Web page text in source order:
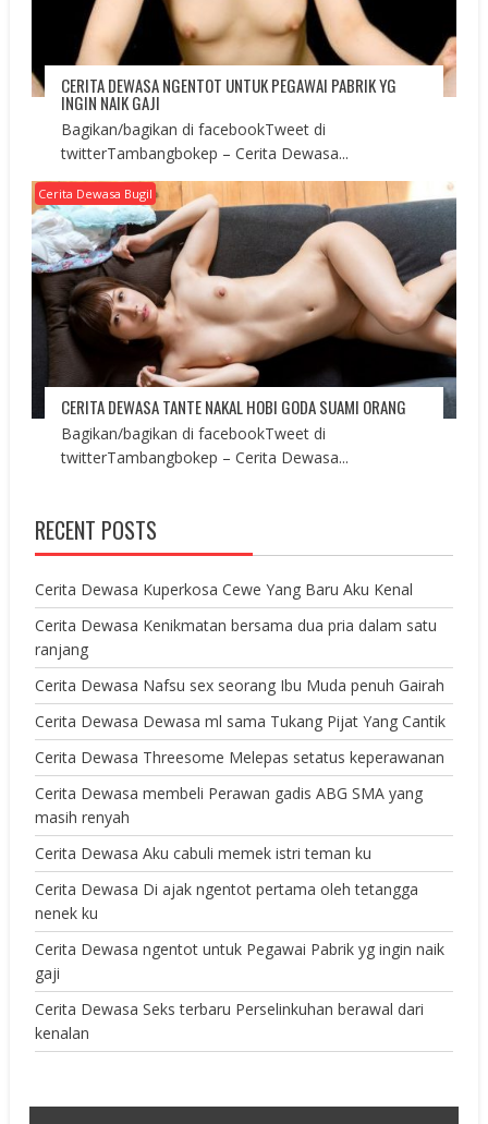
CERITA DEWASA NGENTOT UNTUK PEGAWAI PABRIK YG
INGIN NAIK GAJI
Bagikan/bagikan di facebookTweet di
twitterTambangbokep – Cerita Dewasa...
Cerita Dewasa Bugil
CERITA DEWASA TANTE NAKAL HOBI GODA SUAMI ORANG
Bagikan/bagikan di facebookTweet di
twitterTambangbokep – Cerita Dewasa...
RECENT POSTS
Cerita Dewasa Kuperkosa Cewe Yang Baru Aku Kenal
Cerita Dewasa Kenikmatan bersama dua pria dalam satu
ranjang
Cerita Dewasa Nafsu sex seorang Ibu Muda penuh Gairah
Cerita Dewasa Dewasa ml sama Tukang Pijat Yang Cantik
Cerita Dewasa Threesome Melepas setatus keperawanan
Cerita Dewasa membeli Perawan gadis ABG SMA yang
masih renyah
Cerita Dewasa Aku cabuli memek istri teman ku
Cerita Dewasa Di ajak ngentot pertama oleh tetangga
nenek ku
Cerita Dewasa ngentot untuk Pegawai Pabrik yg ingin naik
gaji
Cerita Dewasa Seks terbaru Perselinkuhan berawal dari
kenalan